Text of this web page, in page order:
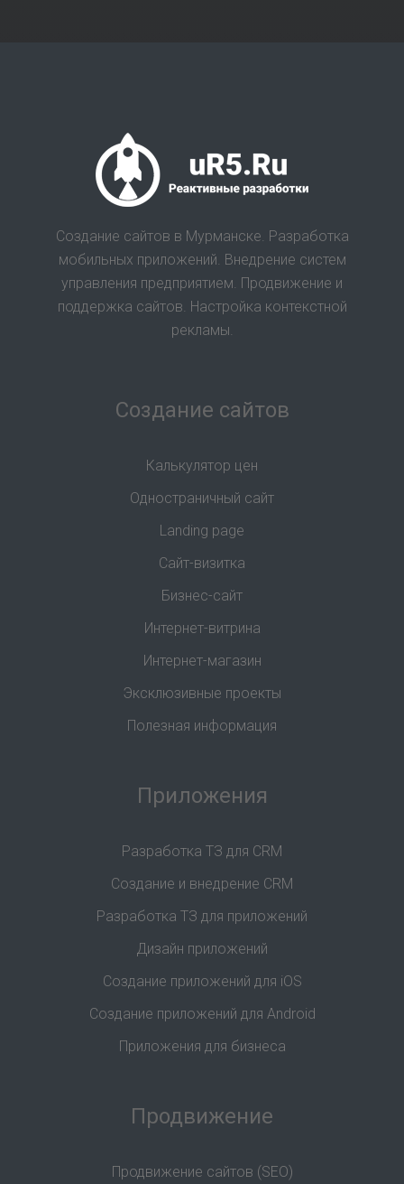
Создание сайтов в Мурманске. Разработка
мобильных приложений. Внедрение систем
управления предприятием. Продвижение и
поддержка сайтов. Настройка контекстной
рекламы.
Создание сайтов
Калькулятор цен
Одностраничный сайт
Landing page
Сайт-визитка
Бизнес-сайт
Интернет-витрина
Интернет-магазин
Эксклюзивные проекты
Полезная информация
Приложения
Разработка ТЗ для CRM
Создание и внедрение CRM
Разработка ТЗ для приложений
Дизайн приложений
Создание приложений для iOS
Создание приложений для Android
Приложения для бизнеса
Продвижение
Продвижение сайтов (SEO)